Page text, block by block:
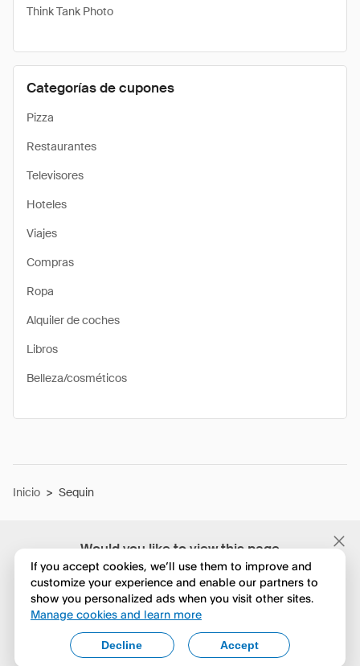
Would you like to view this page
in English?
No, seguir navegando
Yes, change to English
Think Tank Photo
Categorías de cupones
Pizza
Restaurantes
Televisores
Hoteles
Viajes
Compras
Ropa
Alquiler de coches
Libros
Belleza/cosméticos
Inicio > Sequin
If you accept cookies, we’ll use them to improve and
customize your experience and enable our partners to
show you personalized ads when you visit other sites.
Manage cookies and learn more
Accept
Decline